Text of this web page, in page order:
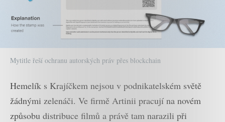
Mytitle řeší ochranu autorských práv přes blockchain
Hemelík s Krajíčkem nejsou v podnikatelském světě
žádnými zelenáči. Ve firmě Artinii pracují na novém
způsobu distribuce filmů a právě tam narazili při